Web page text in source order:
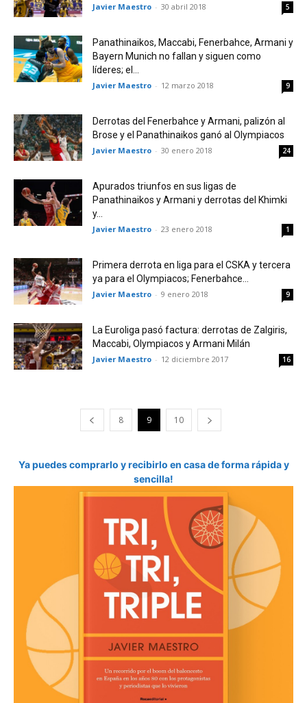
Javier Maestro - 30 abril 2018 5
Panathinaikos, Maccabi, Fenerbahce, Armani y
Bayern Munich no fallan y siguen como
líderes; el...
Javier Maestro - 12 marzo 2018 9
Derrotas del Fenerbahce y Armani, palizón al
Brose y el Panathinaikos ganó al Olympiacos
Javier Maestro - 30 enero 2018 24
Apurados triunfos en sus ligas de
Panathinaikos y Armani y derrotas del Khimki
y...
Javier Maestro - 23 enero 2018 1
Primera derrota en liga para el CSKA y tercera
ya para el Olympiacos; Fenerbahce...
Javier Maestro - 9 enero 2018 9
La Euroliga pasó factura: derrotas de Zalgiris,
Maccabi, Olympiacos y Armani Milán
Javier Maestro - 12 diciembre 2017 16
8 9 10
Ya puedes comprarlo y recibirlo en casa de forma rápida y
sencilla!